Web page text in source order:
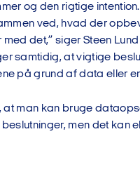
og den rigtige
ved, hvad der
det,” siger Steen
samtidig, at vigtige
på grund af data eller
at man kan bruge
men det kan